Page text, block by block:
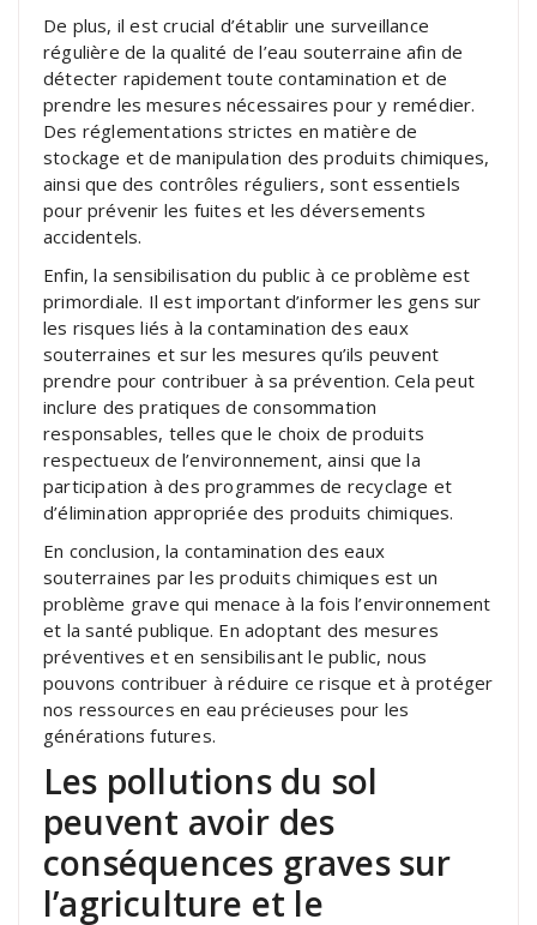
De plus, il est crucial d’établir une surveillance
régulière de la qualité de l’eau souterraine afin de
détecter rapidement toute contamination et de
prendre les mesures nécessaires pour y remédier.
Des réglementations strictes en matière de
stockage et de manipulation des produits chimiques,
ainsi que des contrôles réguliers, sont essentiels
pour prévenir les fuites et les déversements
accidentels.
Enfin, la sensibilisation du public à ce problème est
primordiale. Il est important d’informer les gens sur
les risques liés à la contamination des eaux
souterraines et sur les mesures qu’ils peuvent
prendre pour contribuer à sa prévention. Cela peut
inclure des pratiques de consommation
responsables, telles que le choix de produits
respectueux de l’environnement, ainsi que la
participation à des programmes de recyclage et
d’élimination appropriée des produits chimiques.
En conclusion, la contamination des eaux
souterraines par les produits chimiques est un
problème grave qui menace à la fois l’environnement
et la santé publique. En adoptant des mesures
préventives et en sensibilisant le public, nous
pouvons contribuer à réduire ce risque et à protéger
nos ressources en eau précieuses pour les
générations futures.
Les pollutions du sol
peuvent avoir des
conséquences graves sur
l’agriculture et le